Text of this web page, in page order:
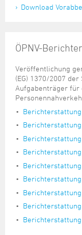
Download
ÖPNV-
Veröffentlichung
(EG) 1370/2007
Aufgabenträger für